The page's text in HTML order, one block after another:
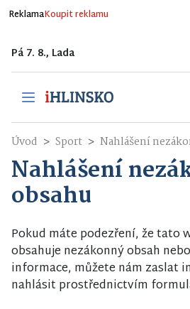
ReklamaKoupit reklamu
Pá 7. 8., Lada
Úvod Sport Nahlášení
Nahlášení
obsahu
Pokud máte podezření, že tato
obsahuje nezákonný obsah
informace, můžete nám zaslat
nahlásit prostřednictvím